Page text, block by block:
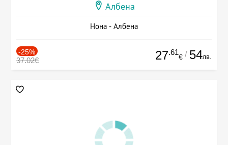
Албена
Нона - Албена
-25%
37.02€ 27.61
€ / 54лв.